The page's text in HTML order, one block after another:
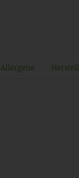
Allergene